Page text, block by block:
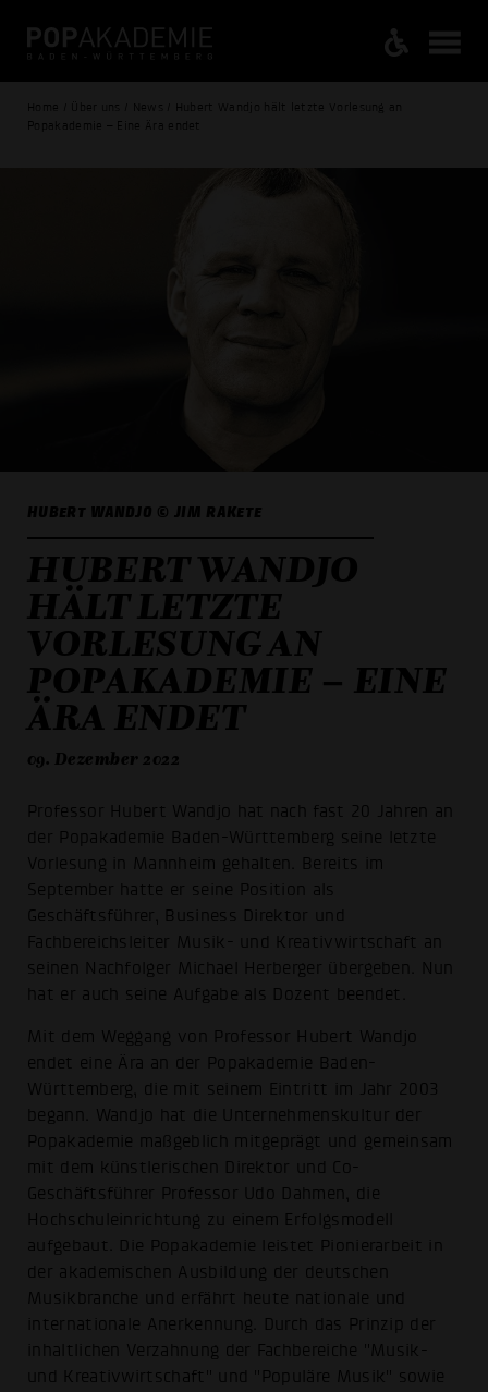
Home / Über uns / News / Hubert Wandjo hält letzte Vorlesung an
Popakademie – Eine Ära endet
HUBERT WANDJO © JIM RAKETE
HUBERT WANDJO
HÄLT LETZTE
VORLESUNG AN
POPAKADEMIE – EINE
ÄRA ENDET
09. Dezember 2022
Professor Hubert Wandjo hat nach fast 20 Jahren an
der Popakademie Baden-Württemberg seine letzte
Vorlesung in Mannheim gehalten. Bereits im
September hatte er seine Position als
Geschäftsführer, Business Direktor und
Fachbereichsleiter Musik- und Kreativwirtschaft an
seinen Nachfolger Michael Herberger übergeben. Nun
hat er auch seine Aufgabe als Dozent beendet.
Mit dem Weggang von Professor Hubert Wandjo
endet eine Ära an der Popakademie Baden-
Württemberg, die mit seinem Eintritt im Jahr 2003
begann. Wandjo hat die Unternehmenskultur der
Popakademie maßgeblich mitgeprägt und gemeinsam
mit dem künstlerischen Direktor und Co-
Geschäftsführer Professor Udo Dahmen, die
Hochschuleinrichtung zu einem Erfolgsmodell
aufgebaut. Die Popakademie leistet Pionierarbeit in
der akademischen Ausbildung der deutschen
Musikbranche und erfährt heute nationale und
internationale Anerkennung. Durch das Prinzip der
inhaltlichen Verzahnung der Fachbereiche "Musik-
und Kreativwirtschaft" und "Populäre Musik" sowie